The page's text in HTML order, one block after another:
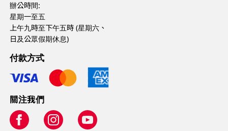
辦公時間:
星期一至五
上午九時至下午五時 (星期六、
日及公眾假期休息)
付款方式
關注我們